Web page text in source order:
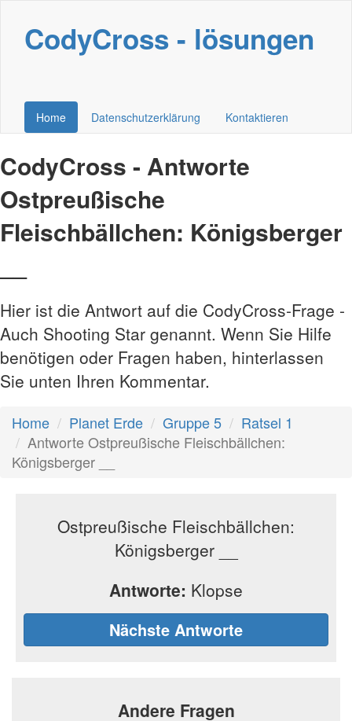
CodyCross - lösungen
Home Datenschutzerklärung Kontaktieren
CodyCross - Antworte
Ostpreußische
Fleischbällchen: Königsberger
Hier ist die Antwort auf die CodyCross-Frage -
Auch Shooting Star genannt. Wenn Sie Hilfe
benötigen oder Fragen haben, hinterlassen
Sie unten Ihren Kommentar.
Home Planet Erde Gruppe 5
Ratsel 1
Antworte Ostpreußische Fleischbällchen:
Königsberger __
Ostpreußische Fleischbällchen:
Königsberger __
Antworte: Klopse
Nächste Antworte
Andere Fragen